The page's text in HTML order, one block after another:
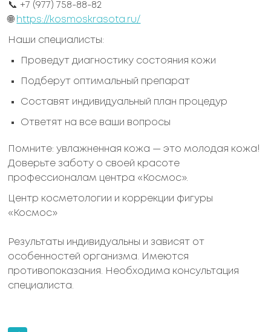
📞 +7 (977) 758-88-82
🌐 https://kosmoskrasota.ru/
Наши специалисты:
Проведут диагностику состояния кожи
Подберут оптимальный препарат
Составят индивидуальный план процедур
Ответят на все ваши вопросы
Помните: увлажненная кожа — это молодая кожа!
Доверьте заботу о своей красоте
профессионалам центра «Космос».
Центр косметологии и коррекции фигуры
«Космос»
Результаты индивидуальны и зависят от
особенностей организма. Имеются
противопоказания. Необходима консультация
специалиста.